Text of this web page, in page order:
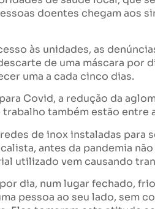
doentes chegam aos
às unidades, as
de uma máscara por
uma a cada cinco dias.
Covid, a redução da
também estão entre
de inox instaladas para
antes da pandemia
utilizado vem causando
dia, num lugar fechado,
pessoa ao seu lado, sem